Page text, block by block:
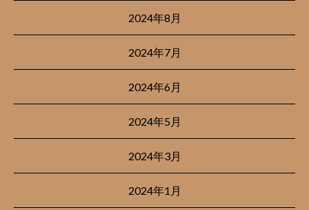
2024年8月
2024年7月
2024年6月
2024年5月
2024年3月
2024年1月